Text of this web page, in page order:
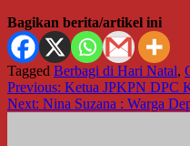
Bagikan berita/artikel ini
Tagged Berbagi di Hari Natal,
Navigasi
pos
Previous: Ketua JPKPN DPC
Next: Nina Suzana : Warga